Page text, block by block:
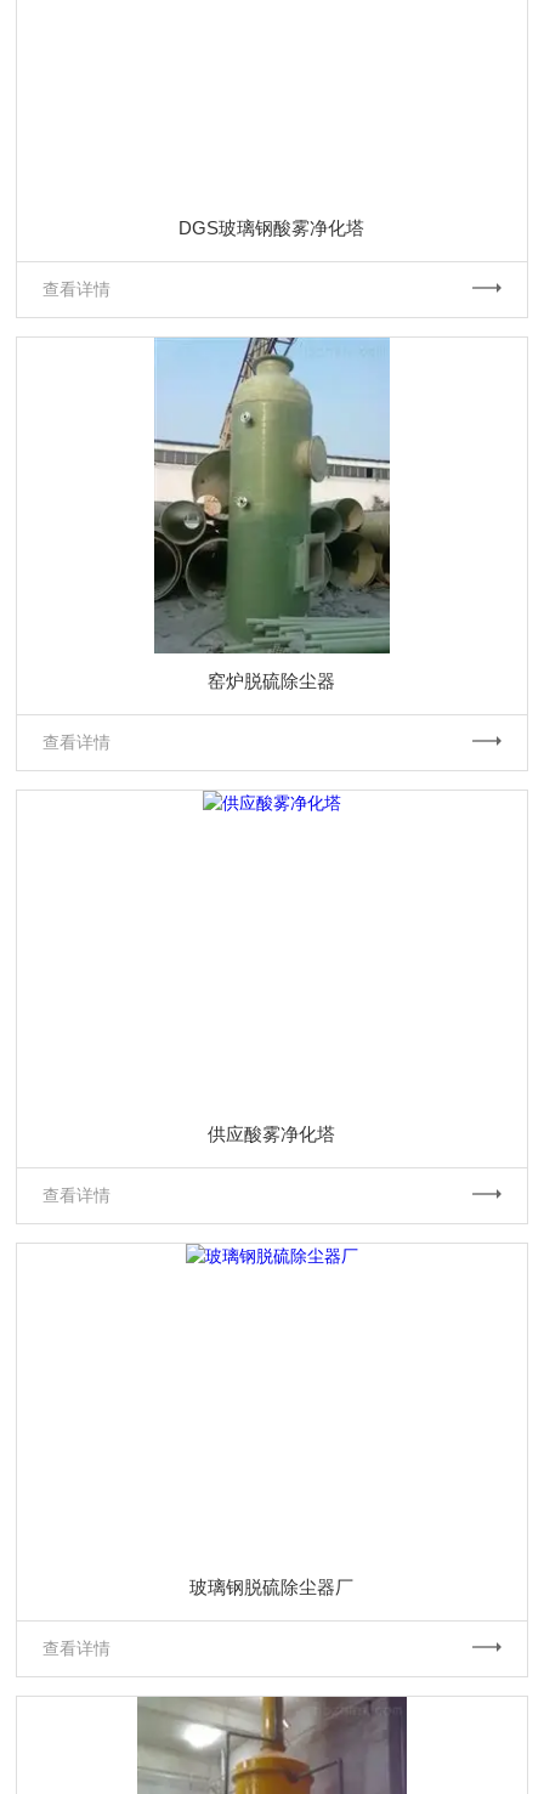
DGS玻璃钢酸雾净化塔
查看详情
窑炉脱硫除尘器
查看详情
供应酸雾净化塔
查看详情
玻璃钢脱硫除尘器厂
查看详情